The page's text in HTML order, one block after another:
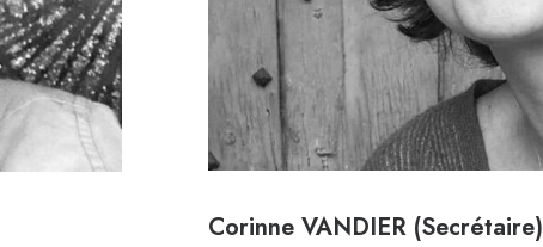
Corinne VANDIER (Secrétaire)